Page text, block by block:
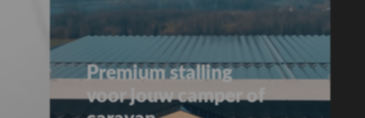
ONDERHOUD VAN DE CARAVANMOVER
Wist je dat…
Het regelmatig schoonmaken en schoonhouden
aan de buitenzijde schoon te maken met een